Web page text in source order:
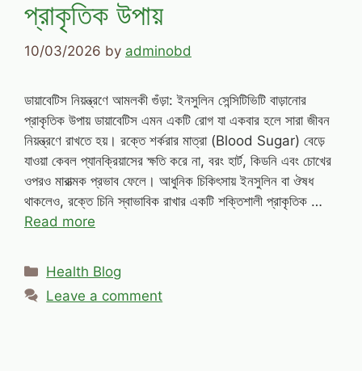
প্রাকৃতিক উপায়
10/03/2026 by adminobd
ডায়াবেটিস নিয়ন্ত্রণে আমলকী গুঁড়া: ইনসুলিন সেন্সিটিভিটি বাড়ানোর
প্রাকৃতিক উপায় ডায়াবেটিস এমন একটি রোগ যা একবার হলে সারা জীবন
নিয়ন্ত্রণে রাখতে হয়। রক্তে শর্করার মাত্রা (Blood Sugar) বেড়ে
যাওয়া কেবল প্যানক্রিয়াসের ক্ষতি করে না, বরং হার্ট, কিডনি এবং চোখের
ওপরও মারাত্মক প্রভাব ফেলে। আধুনিক চিকিৎসায় ইনসুলিন বা ঔষধ
থাকলেও, রক্তে চিনি স্বাভাবিক রাখার একটি শক্তিশালী প্রাকৃতিক …
Read more
Categories
Health Blog
Leave a comment